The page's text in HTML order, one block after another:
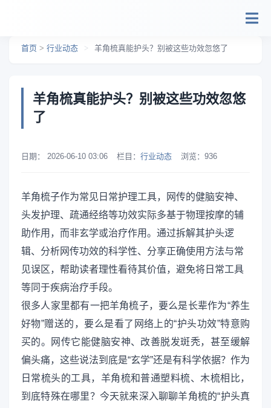
首页 > 行业动态 > 羊角梳真能护头？别被这些功效忽悠了
羊角梳真能护头？别被这些功效忽悠
了
日期： 2026-06-10 03:06 栏目： 行业动态 浏览： 936
羊角梳子作为常见日常护理工具，网传的健脑安神、
头发护理、疏通经络等功效实际多基于物理按摩的辅
助作用，而非玄学或治疗作用。通过拆解其护头逻
辑、分析网传功效的科学性、分享正确使用方法与常
见误区，帮助读者理性看待其价值，避免将日常工具
等同于疾病治疗手段。
很多人家里都有一把羊角梳子，要么是长辈作为“养生
好物”赠送的，要么是看了网络上的“护头功效”特意购
买的。网传它能健脑安神、改善脱发斑秃，甚至缓解
偏头痛，这些说法到底是“玄学”还是有科学依据？作为
日常梳头的工具，羊角梳和普通塑料梳、木梳相比，
到底特殊在哪里？今天就来深入聊聊羊角梳的“护头真